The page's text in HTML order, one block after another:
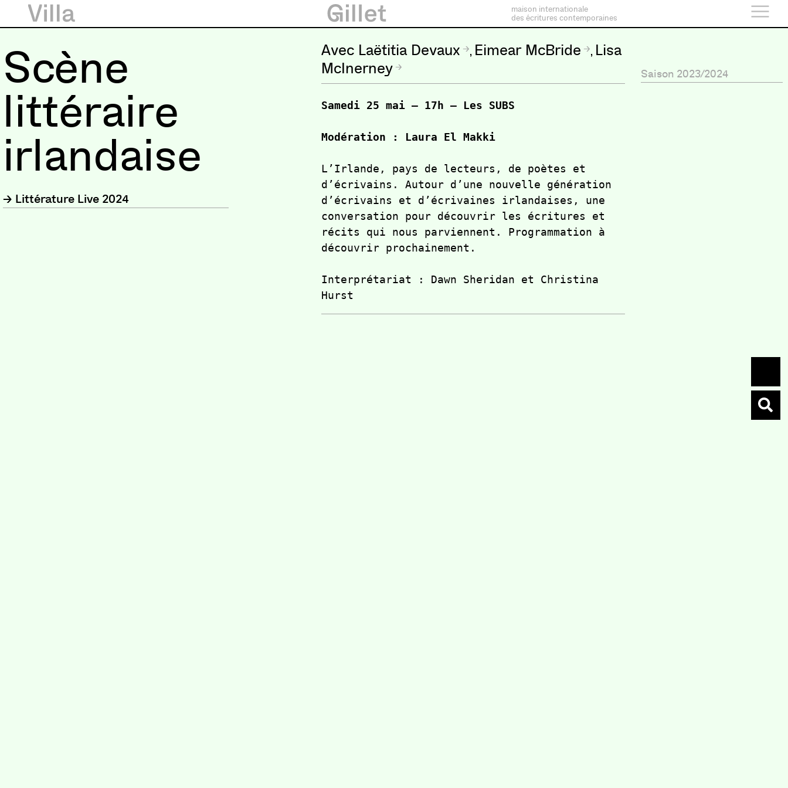
maison internationale
des écritures contemporaines
Scène
littéraire
irlandaise
Littérature Live 2024
Laëtitia Devaux , Eimear McBride , Lisa
McInerney
Samedi 25 mai — 17h — Les SUBS
Modération : Laura El Makki
L’Irlande, pays de lecteurs, de poètes et
d’écrivains. Autour d’une nouvelle génération
d’écrivains et d’écrivaines irlandaises, une
conversation pour découvrir les écritures et
récits qui nous parviennent. Programmation à
découvrir prochainement.
Interprétariat : Dawn Sheridan et Christina
Hurst
Saison 2023/2024